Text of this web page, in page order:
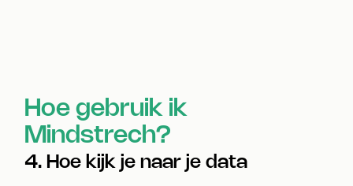
Hoe gebruik ik
Mindstrech?
4. Hoe kijk je naar je data